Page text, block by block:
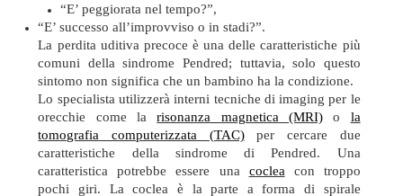
“E’ peggiorata nel tempo?”,
“E’ successo all’improvviso o in stadi?”.
La perdita uditiva precoce è una delle caratteristiche più
comuni della sindrome Pendred; tuttavia, solo questo
sintomo non significa che un bambino ha la condizione.
Lo specialista utilizzerà interni tecniche di imaging per le
orecchie come larisonanza magnetica (MRI)o la
tomografia computerizzata (TAC)per cercare due
caratteristiche della sindrome di Pendred. Una
caratteristica potrebbe essere una cocleacon troppo
pochi giri. La coclea è la parte a forma di spirale